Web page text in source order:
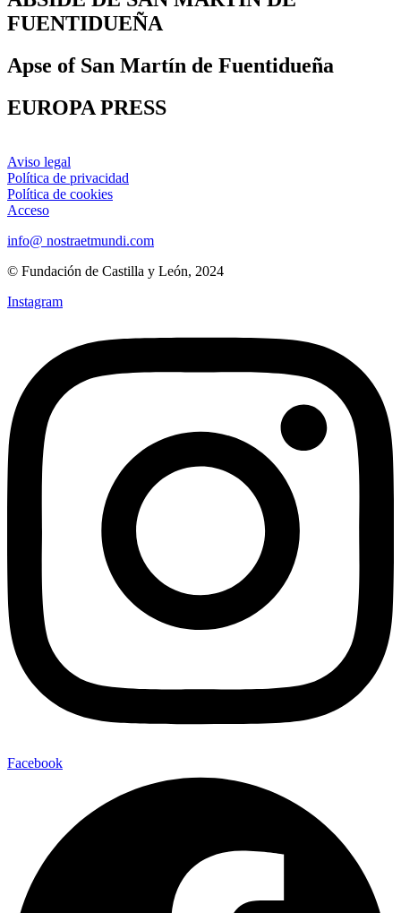
FUENTIDUEÑA
Apse of San Martín de Fuentidueña
EUROPA PRESS
Aviso legal
Política de privacidad
Política de cookies
Acceso
info@ nostraetmundi.com
© Fundación de Castilla y León, 2024
Instagram
Facebook